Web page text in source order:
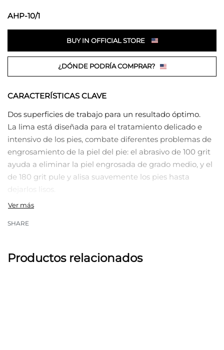
AHP-10/1
BUY IN OFFICIAL STORE
¿DÓNDE PODRÍA COMPRAR?
CARACTERÍSTICAS CLAVE
Dos superficies de trabajo para un resultado óptimo.
La lima está diseñada para el tratamiento delicado e
intensivo de los pies, combate diferentes problemas de
engrosamiento de la piel del pie: el abrasivo de 100 grit
ayuda a eliminar la piel engrosada de grado medio, y el
de 180 grit pule y alisa suavemente los pies hasta
dejarlos lisos.
Base de madera natural.
La base no se hincha, no se deforma bajo la influencia
Cuidado eficaz y suave.
SHARE
Productos relacionados